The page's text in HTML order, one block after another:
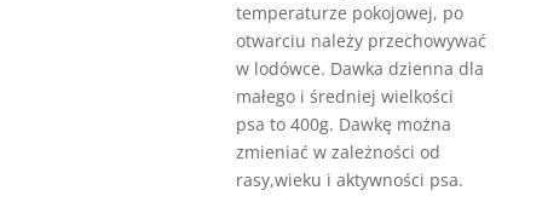
temperaturze pokojowej, po
otwarciu należy przechowywać
w lodówce. Dawka dzienna dla
małego i średniej wielkości
psa to 400g. Dawkę można
zmieniać w zależności od
rasy,wieku i aktywności psa.